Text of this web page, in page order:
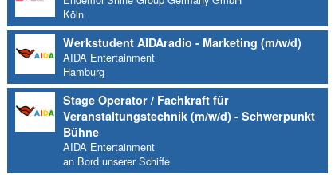
Köln
Werkstudent AIDAradio - Marketing (m/w/d)
AIDA Entertainment
Hamburg
Stage Operator / Fachkraft für
Veranstaltungstechnik (m/w/d) - Schwerpunkt
Bühne
AIDA Entertainment
an Bord unserer Schiffe